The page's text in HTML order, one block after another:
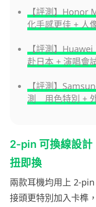
【評測】Honor
化手感更佳 + 人
【評測】
赴日本 + 演唱會
【評測】
測 用色特別 +
2-pin 可換線設
扭即換
兩款耳機均用上 2-
接頭更特別加入卡榫